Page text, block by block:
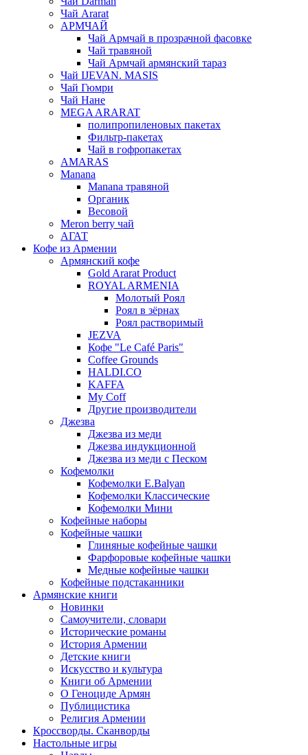
Чай Ararat
АРМЧАЙ
Чай Армчай в прозрачной фасовке
Чай травяной
Чай Армчай армянский тараз
Чай IJEVAN. MASIS
Чай Гюмри
Чай Нане
MEGA ARARAT
полипропиленовых пакетах
Фильтр-пакетах
Чай в гофропакетах
AMARAS
Manana
Manana травяной
Органик
Весовой
Meron berry чай
АГАТ
Кофе из Армении
Армянский кофе
Gold Ararat Product
ROYAL ARMENIA
Молотый Роял
Роял в зёрнах
Роял растворимый
JEZVA
Кофе "Le Café Paris"
Coffee Grounds
HALDI.CO
KAFFA
My Coff
Другие производители
Джезва
Джезва из меди
Джезва индукционной
Джезва из меди с Песком
Кофемолки
Кофемолки E.Balyan
Кофемолки Классические
Кофемолки Мини
Кофейные наборы
Кофейные чашки
Глиняные кофейные чашки
Фарфоровые кофейные чашки
Медные кофейные чашки
Кофейные подстаканники
Армянские книги
Новинки
Самоучители, словари
Исторические романы
История Армении
Детские книги
Иcкусство и культура
Книги об Армении
О Геноциде Армян
Публицистика
Религия Армении
Кроссворды. Сканворды
Настольные игры